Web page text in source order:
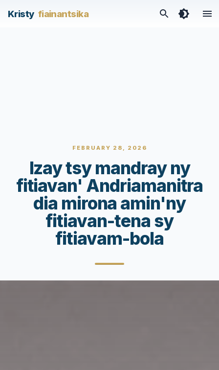
Kristy fiainantsika
FEBRUARY 28, 2026
Izay tsy mandray ny
fitiavan' Andriamanitra
dia mirona amin'ny
fitiavan-tena sy
fitiavam-bola